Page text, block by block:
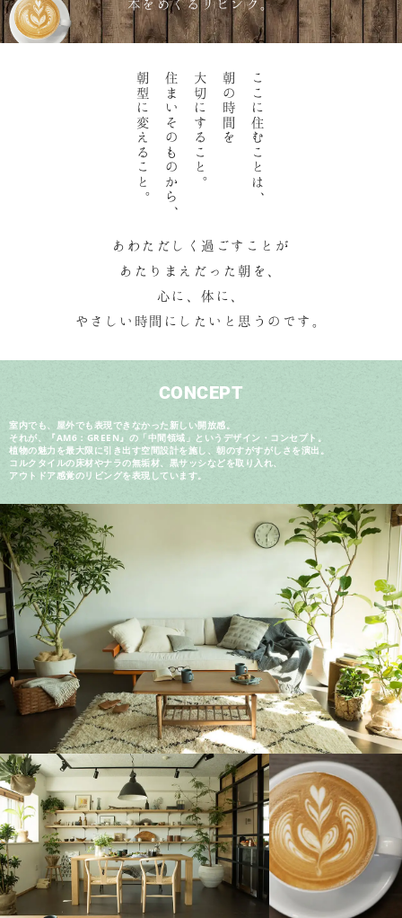
本をめくるリビング。
ここに住むことは
、
朝の時間を
大切にすること
。
住まいそのものから
、
朝型に変えること
。
あわただしく過ごすことが
あたりまえだった朝を、
心に、体に、
やさしい時間にしたいと思うのです。
CONCEPT
室内でも、屋外でも表現できなかった新しい開放感。
それが、『AM6：GREEN』の「中間領域」というデザイン・コンセプト。
植物の魅力を最大限に引き出す空間設計を施し、朝のすがすがしさを演出。
コルクタイルの床材やナラの無垢材、黒サッシなどを取り入れ、
アウトドア感覚のリビングを表現しています。